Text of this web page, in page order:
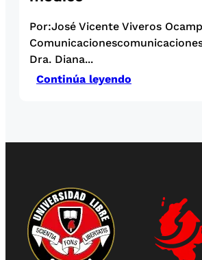
Por:José Vicente Viveros
Dra. Diana...
Continúa leyendo